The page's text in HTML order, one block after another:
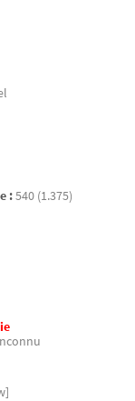
:540 (1.375)